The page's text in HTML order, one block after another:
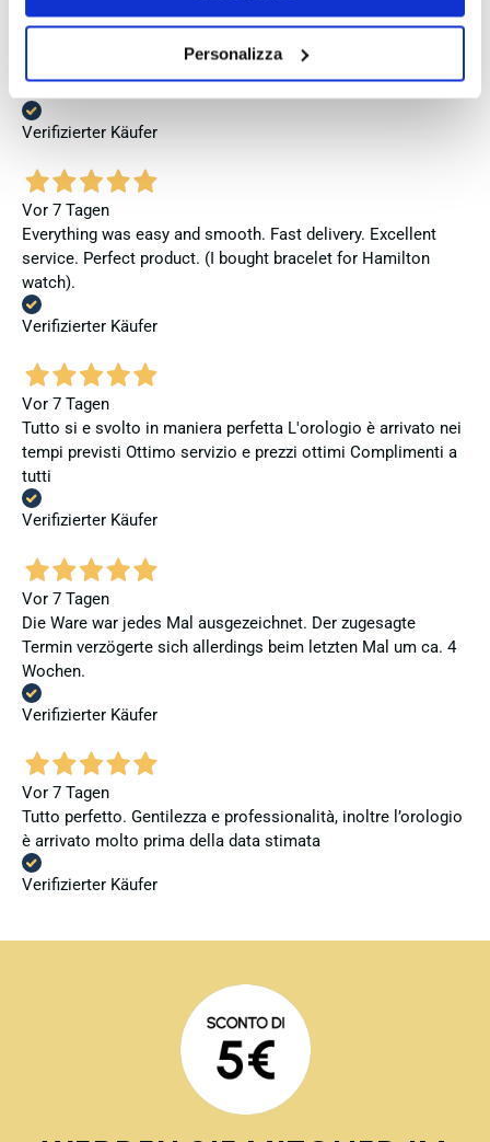
Personalizza
Ottima esperienza, ottimo acquisto, spedizione veloce
Verifizierter Käufer
Vor 7 Tagen
Everything was easy and smooth. Fast delivery. Excellent
service. Perfect product. (I bought bracelet for Hamilton
watch).
Verifizierter Käufer
Vor 7 Tagen
Tutto si e svolto in maniera perfetta L'orologio è arrivato nei
tempi previsti Ottimo servizio e prezzi ottimi Complimenti a
tutti
Verifizierter Käufer
Vor 7 Tagen
Die Ware war jedes Mal ausgezeichnet. Der zugesagte
Termin verzögerte sich allerdings beim letzten Mal um ca. 4
Wochen.
Verifizierter Käufer
Vor 7 Tagen
Tutto perfetto. Gentilezza e professionalità, inoltre l’orologio
è arrivato molto prima della data stimata
Verifizierter Käufer